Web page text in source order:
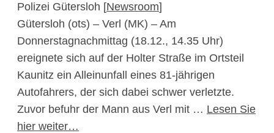
19. Dezember 2025
Polizei Gütersloh [Newsroom]
Gütersloh (ots) – Verl (MK) – Am
Donnerstagnachmittag (18.12., 14.35 Uhr)
ereignete sich auf der Holter Straße im Ortsteil
Kaunitz ein Alleinunfall eines 81-jährigen
Autofahrers, der sich dabei schwer verletzte.
Zuvor befuhr der Mann aus Verl mit … Lesen Sie
hier weiter…